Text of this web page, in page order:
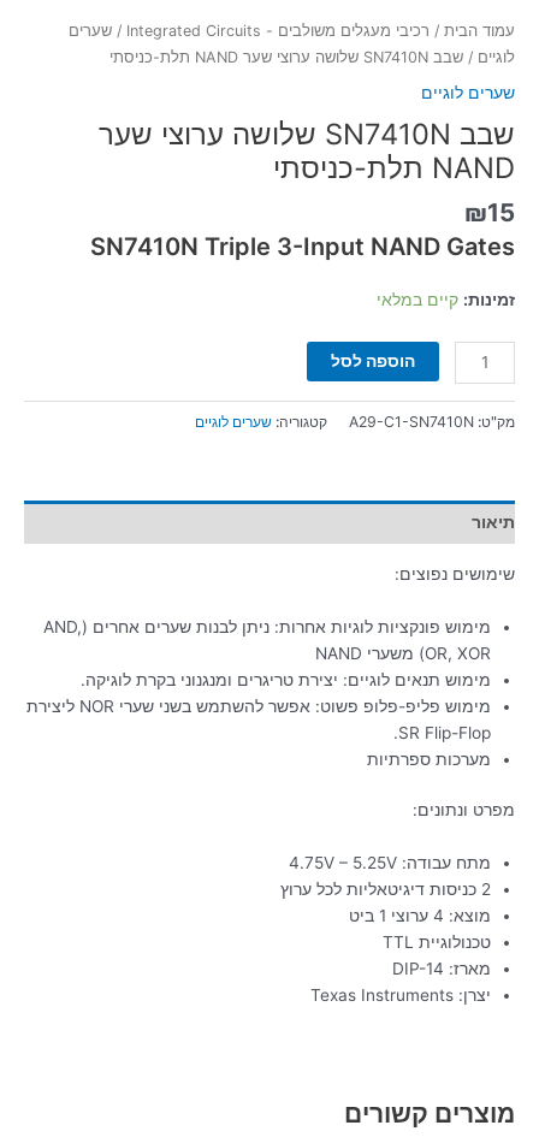
עמוד הבית / רכיבי מעגלים משולבים - Integrated Circuits / שערים
לוגיים / שבב SN7410N שלושה ערוצי שער NAND תלת-כניסתי
שערים לוגיים
שבב SN7410N שלושה ערוצי שער
NAND תלת-כניסתי
₪15
SN7410N Triple 3-Input NAND Gates
זמינות: קיים במלאי
הוספה לסל
מק"ט: A29-C1-SN7410N קטגוריה: שערים לוגיים
תיאור
שימושים נפוצים:
מימוש פונקציות לוגיות אחרות: ניתן לבנות שערים אחרים (AND,
OR, XOR) משערי NAND
מימוש תנאים לוגיים: יצירת טריגרים ומנגנוני בקרת לוגיקה.
מימוש פליפ-פלופ פשוט: אפשר להשתמש בשני שערי NOR ליצירת
SR Flip-Flop.
מערכות ספרתיות
מפרט ונתונים:
מתח עבודה: 4.75V – 5.25V
2 כניסות דיגיטאליות לכל ערוץ
מוצא: 4 ערוצי 1 ביט
טכנולוגיית TTL
מארז: DIP-14
יצרן: Texas Instruments
מוצרים קשורים